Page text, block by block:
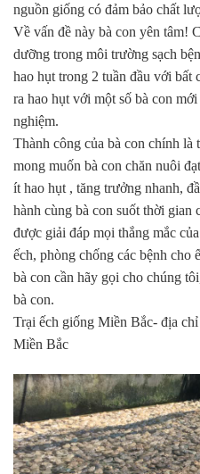
nguồn giống có đảm bảo chất
Về vấn đề này bà con yên tâm!
dưỡng trong môi trường sạch
hao hụt trong 2 tuần đầu với
ra hao hụt với một số bà con
nghiệm.
Thành công của bà con chính
mong muốn bà con chăn nuôi
ít hao hụt , tăng trưởng nhanh,
hành cùng bà con suốt thời
được giải đáp mọi thắng mắc
ếch, phòng chống các bệnh cho
bà con cần hãy gọi cho chúng
bà con.
Trại ếch giống Miền Bắc- địa
Miền Bắc